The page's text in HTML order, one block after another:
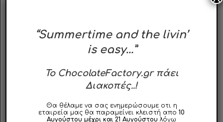
Η γεύση είναιέντονη, σοφιστικέ και εκλεπτυσμένη
ιδανική για όσους αγαπούν τη μαύρη σοκολάτα και
επιλέγουν κουφέτα με χαρακτήρα. Η
και άψογη εμφάνιση σε κάθε τεμάχιο.
Γάμους με elegant ή minimal αισθητική
“Summertime and the livin’
is easy…”
To ChocolateFactory.gr πάει
Διακοπές..!
Θα θέλαμε να σας ενημερώσουμε οτι η
εταιρεία μας θα παραμείνει κλειστή απο 10
Αυγούστου μέχρι και 21 Αυγούστου λόγω